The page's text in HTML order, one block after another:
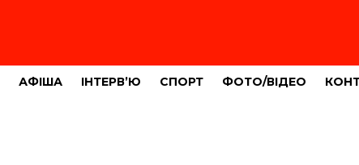
АФІША ІНТЕРВ’Ю СПОРТ ФОТО/ВІДЕО